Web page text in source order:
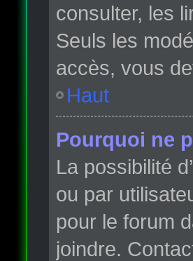
consulter, les
Seuls les
accès, vous
Haut
Pourquoi ne
La possibilité
ou par
pour le forum
joindre.